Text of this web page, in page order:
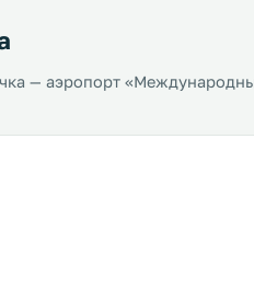
— аэропорт